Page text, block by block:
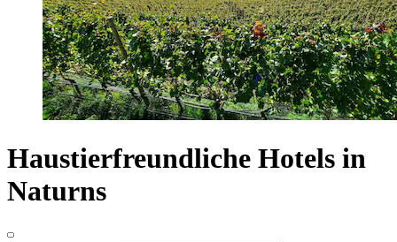
Haustierfreundliche Hotels in
Naturns